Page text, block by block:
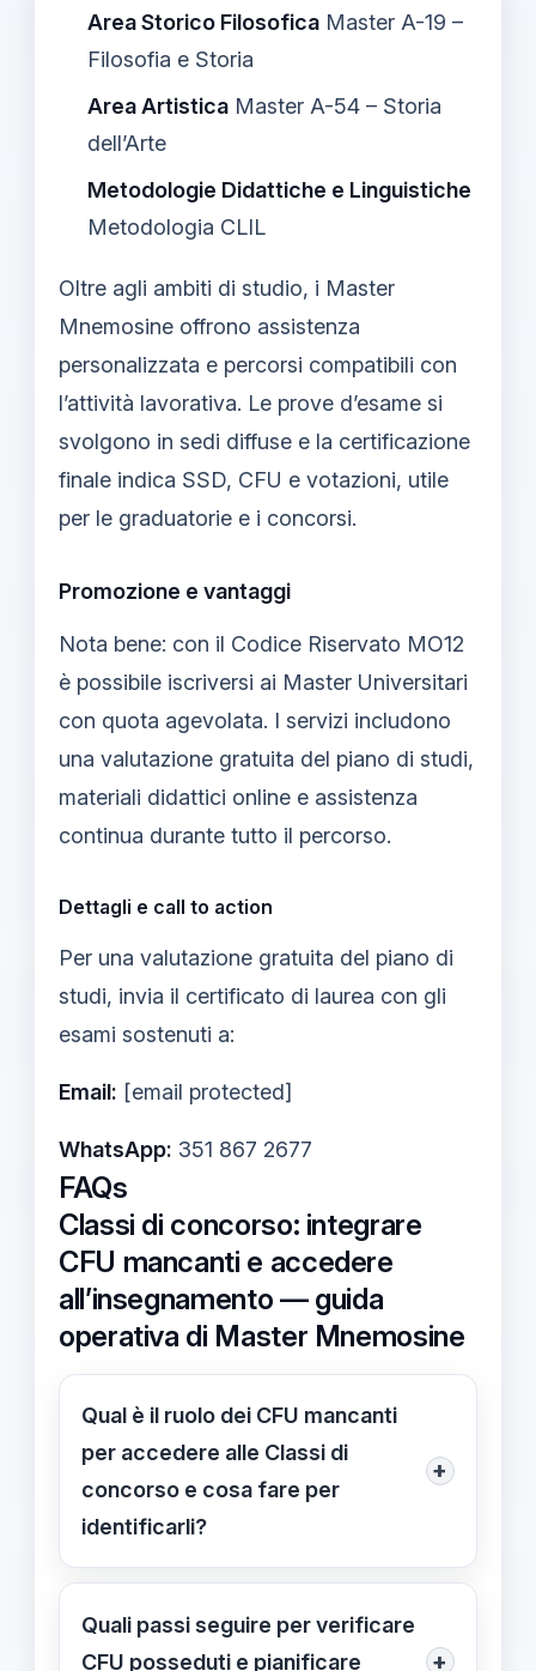
Area Storico Filosofica Master A-19 –
Filosofia e Storia
Area Artistica Master A-54 – Storia
dell’Arte
Metodologie Didattiche e Linguistiche
Metodologia CLIL
Oltre agli ambiti di studio, i Master
Mnemosine offrono assistenza
personalizzata e percorsi compatibili con
l’attività lavorativa. Le prove d’esame si
svolgono in sedi diffuse e la certificazione
finale indica SSD, CFU e votazioni, utile
per le graduatorie e i concorsi.
Promozione e vantaggi
Nota bene: con il Codice Riservato MO12
è possibile iscriversi ai Master Universitari
con quota agevolata. I servizi includono
una valutazione gratuita del piano di studi,
materiali didattici online e assistenza
continua durante tutto il percorso.
Dettagli e call to action
Per una valutazione gratuita del piano di
studi, invia il certificato di laurea con gli
esami sostenuti a:
Email: [email protected]
WhatsApp: 351 867 2677
FAQs
Classi di concorso: integrare
CFU mancanti e accedere
all’insegnamento — guida
operativa di Master Mnemosine
Qual è il ruolo dei CFU mancanti
per accedere alle Classi di
concorso e cosa fare per
identificarli?
+
I CFU formano una componente
chiave di accesso alle Classi di
Concorso; Master Mnemosine offre
Quali passi seguire per verificare
CFU posseduti e pianificare
+